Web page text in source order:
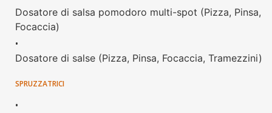
Dosatore di salsa pomodoro multi-spot (Pizza, Pinsa,
Focaccia)
•
Dosatore di salse (Pizza, Pinsa, Focaccia, Tramezzini)
SPRUZZATRICI
•